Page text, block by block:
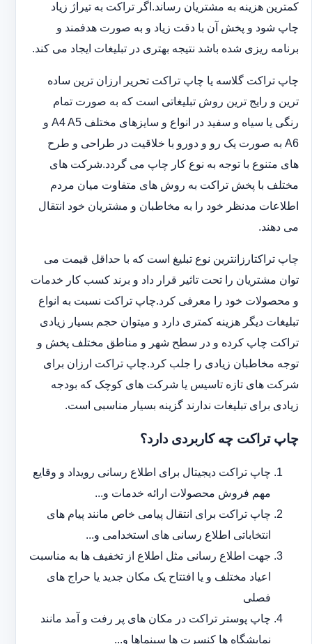
کمترین هزینه به مشتریان رساند.اگر تراکت به تیراژ زیاد
چاپ شود و پخش آن با دقت زیاد و به صورت هدفمند و
برنامه ریزی شده باشد نتیجه بهتری در تبلیغات ایجاد می کند.
چاپ تراکت گلاسه یا چاپ تراکت تحریر ارزان ترین ساده
ترین و رایج ترین روش تبلیغاتی است که به صورت تمام
رنگی یا سیاه و سفید در انواع و سایزهای مختلف A4 A5 و
A6 به صورت یک رو و دورو با خلاقیت در طراحی و طرح
های متنوع با توجه به نوع کار چاپ می گردد.شرکت های
مختلف با پخش تراکت به روش های متفاوت میان مردم
اطلاعات مدنظر خود را به مخاطبان و مشتریان خود انتقال
می دهند.
چاپ تراکت‏ارزانترین نوع تبلیغ است که با حداقل قیمت می
توان مشتریان را تحت تاثیر قرار داد و برند کسب کار خدمات
و محصولات خود را معرفی کرد.چاپ تراکت نسبت به انواع
تبلیغات دیگر هزینه کمتری دارد و می‎توان حجم بسیار زیادی
تراکت چاپ کرده و در سطح شهر و مناطق مختلف پخش و
توجه مخاطبان زیادی را جلب کرد.چاپ تراکت ارزان برای
شرکت های تازه تاسیس یا شرکت های کوچک که بودجه
زیادی برای تبلیغات ندارند گزینه بسیار مناسبی است.
چاپ تراکت چه کاربردی دارد؟
چاپ تراکت دیجیتال برای اطلاع رسانی رویداد و وقایع
مهم فروش محصولات ارائه خدمات و...
چاپ تراکت برای انتقال پیامی خاص مانند پیام های
انتخاباتی اطلاع رسانی های استخدامی و...
جهت اطلاع رسانی مثل اطلاع از تخفیف ها به مناسبت
اعیاد مختلف و یا افتتاح یک مکان جدید یا حراج های
فصلی
چاپ پوستر تراکت در مکان های پر رفت و آمد مانند
نمایشگاه ها کنسرت ها سینماها و...